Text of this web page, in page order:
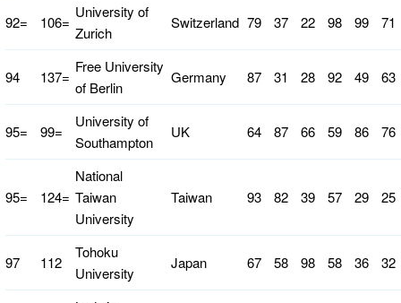
92= 106=
University of
Zurich
Switzerland 79 37 22 98 99 71
94 137=
Free University
of Berlin
Germany 87 31 28 92 49 63
95= 99=
University of
Southampton
UK 64 87 66 59 86 76
95= 124=
National
Taiwan
University
Taiwan 93 82 39 57 29 25
97 112
Tohoku
University
Japan 67 58 98 58 36 32